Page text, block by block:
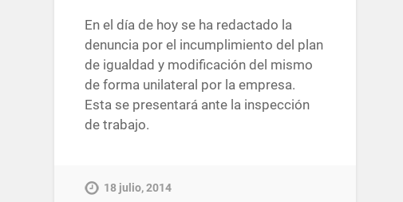
En el día de hoy se ha redactado la
denuncia por el incumplimiento del plan
de igualdad y modificación del mismo
de forma unilateral por la empresa.
Esta se presentará ante la inspección
de trabajo.
18 julio, 2014